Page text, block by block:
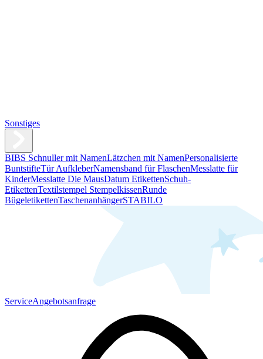
Sonstiges
BIBS Schnuller mit NamenLätzchen mit NamenPersonalisierte
BuntstifteTür AufkleberNamensband für FlaschenMesslatte für
KinderMesslatte Die MausDatum EtikettenSchuh-
EtikettenTextilstempel StempelkissenRunde
BügeletikettenTaschenanhängerSTABILO
ServiceAngebotsanfrage